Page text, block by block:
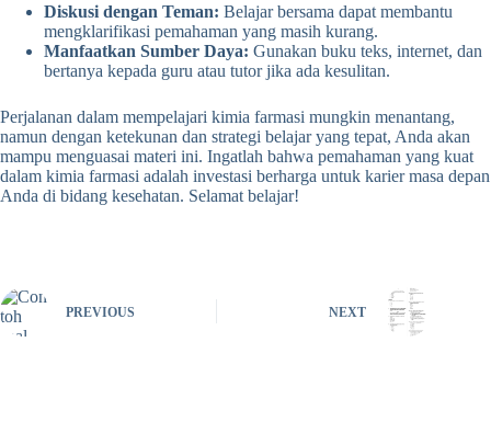
Diskusi dengan Teman: Belajar bersama dapat membantu
mengklarifikasi pemahaman yang masih kurang.
Manfaatkan Sumber Daya: Gunakan buku teks, internet, dan
bertanya kepada guru atau tutor jika ada kesulitan.
Perjalanan dalam mempelajari kimia farmasi mungkin menantang,
namun dengan ketekunan dan strategi belajar yang tepat, Anda akan
mampu menguasai materi ini. Ingatlah bahwa pemahaman yang kuat
dalam kimia farmasi adalah investasi berharga untuk karier masa depan
Anda di bidang kesehatan. Selamat belajar!
PREVIOUS NEXT